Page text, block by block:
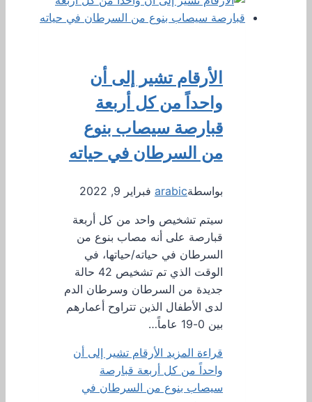
الأرقام تشير إلى أن
واحداً من كل أربعة
قبارصة سيصاب بنوع
من السرطان في حياته
بواسطةarabic فبراير 9, 2022
سيتم تشخيص واحد من كل أربعة
قبارصة على أنه مصاب بنوع من
السرطان في حياته/حياتها، في
الوقت الذي تم تشخيص 42 حالة
جديدة من السرطان وسرطان الدم
لدى الأطفال الذين تتراوح أعمارهم
بين 0-19 عاماً…
قراءة المزيد الأرقام تشير إلى أن
واحداً من كل أربعة قبارصة
سيصاب بنوع من السرطان في